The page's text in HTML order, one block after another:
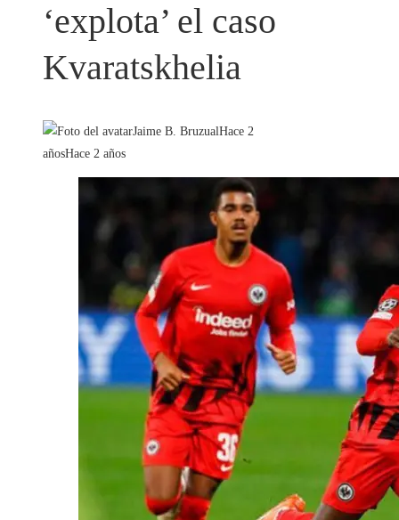
‘explota’ el caso
Kvaratskhelia
Jaime B. BruzualHace 2
añosHace 2 años